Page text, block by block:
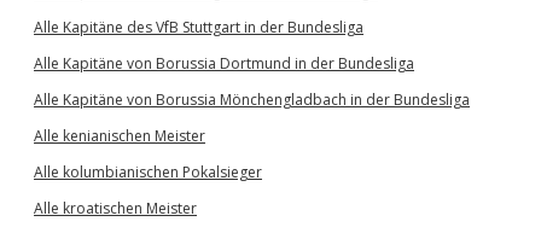
Alle Kapitäne des VfB Stuttgart in der Bundesliga
Alle Kapitäne von Borussia Dortmund in der Bundesliga
Alle Kapitäne von Borussia Mönchengladbach in der Bundesliga
Alle kenianischen Meister
Alle kolumbianischen Pokalsieger
Alle kroatischen Meister